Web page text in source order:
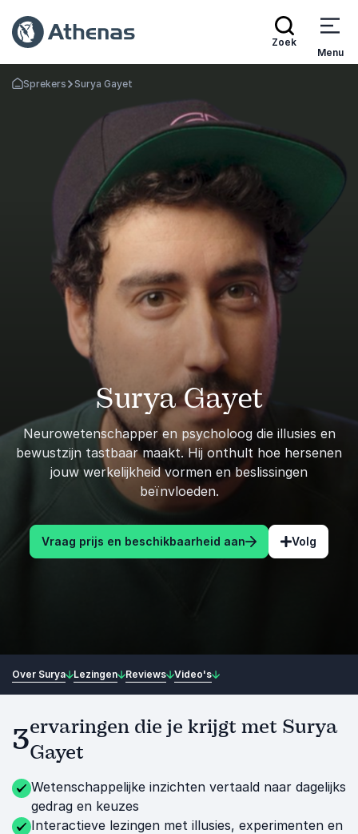
Zoek
Menu
Terug naar de startpagina
Sprekers Surya Gayet
Surya Gayet
Neurowetenschapper en psycholoog die illusies en
bewustzijn tastbaar maakt. Hij onthult hoe hersenen
jouw werkelijkheid vormen en beslissingen
beïnvloeden.
Vraag prijs en beschikbaarheid aan Volg
Over Surya Lezingen Reviews Video's
3ervaringen die je krijgt met Surya
Gayet
Wetenschappelijke inzichten vertaald naar dagelijks
gedrag en keuzes
Interactieve lezingen met illusies, experimenten en